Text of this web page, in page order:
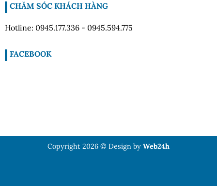
CHĂM SÓC KHÁCH HÀNG
Hotline: 0945.177.336 - 0945.594.775
FACEBOOK
Copyright 2026 © Design by Web24h